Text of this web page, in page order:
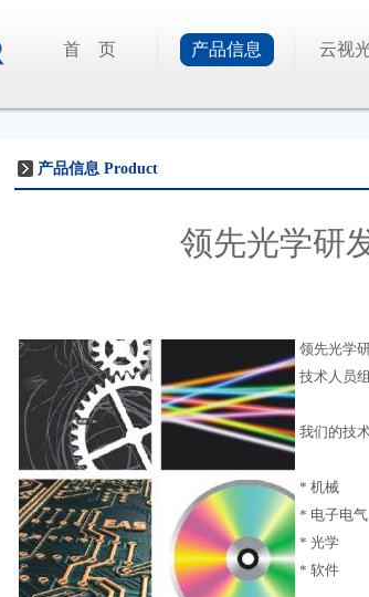
首 页 产品信息 云视
产品信息 Product
领先光学研
领先光学
技术人员
我们的技
* 机械
* 电子电气
* 光学
* 软件